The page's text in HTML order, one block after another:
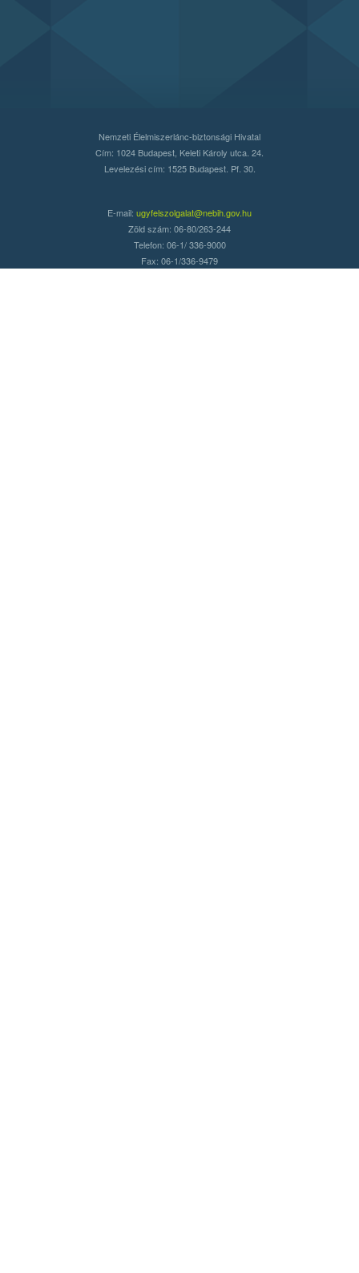
Nemzeti Élelmiszerlánc-biztonsági Hivatal
Cím: 1024 Budapest, Keleti Károly utca. 24.
Levelezési cím: 1525 Budapest. Pf. 30.
E-mail: ugyfelszolgalat@nebih.gov.hu
Zöld szám: 06-80/263-244
Telefon: 06-1/ 336-9000
Fax: 06-1/336-9479